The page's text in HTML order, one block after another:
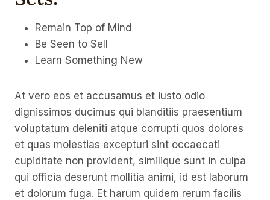
Remain Top of Mind
Be Seen to Sell
Learn Something New
At vero eos et accusamus et iusto odio
dignissimos ducimus qui blanditiis praesentium
voluptatum deleniti atque corrupti quos dolores
et quas molestias excepturi sint occaecati
cupiditate non provident, similique sunt in culpa
qui officia deserunt mollitia animi, id est laborum
et dolorum fuga. Et harum quidem rerum facilis